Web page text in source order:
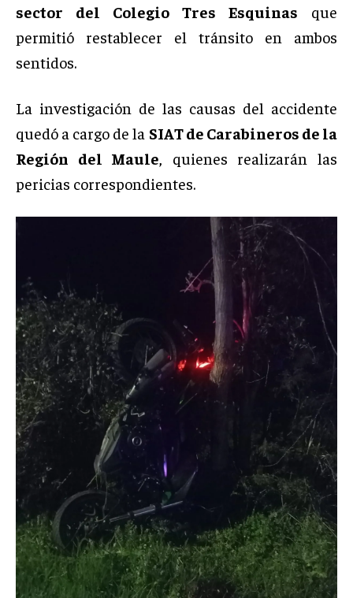
sector del Colegio Tres Esquinas que
permitió restablecer el tránsito en ambos
sentidos.
La investigación de las causas del accidente
quedó a cargo de la SIAT de Carabineros de la
Región del Maule , quienes realizarán las
pericias correspondientes.